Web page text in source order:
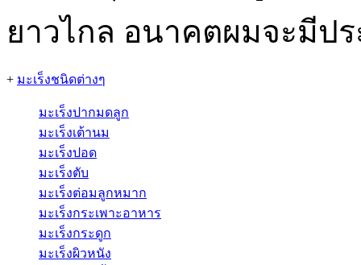
ยาวไกล อนาคตผมจะมีป
+ มะเร็งชนิดต่างๆ
มะเร็งปากมดลูก
มะเร็งเต้านม
มะเร็งปอด
มะเร็งตับ
มะเร็งต่อมลูกหมาก
มะเร็งกระเพาะอาหาร
มะเร็งกระดูก
มะเร็งผิวหนัง